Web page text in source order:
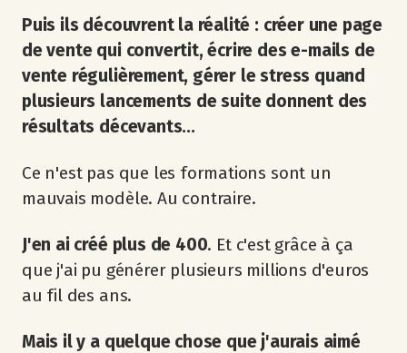
Puis ils découvrent la réalité : créer une page
de vente qui convertit, écrire des e-mails de
vente régulièrement, gérer le stress quand
plusieurs lancements de suite donnent des
résultats décevants...
Ce n'est pas que les formations sont un
mauvais modèle. Au contraire.
J'en ai créé plus de 400. Et c'est grâce à ça
que j'ai pu générer plusieurs millions d'euros
au fil des ans.
Mais il y a quelque chose que j'aurais aimé